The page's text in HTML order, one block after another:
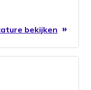
bekijken